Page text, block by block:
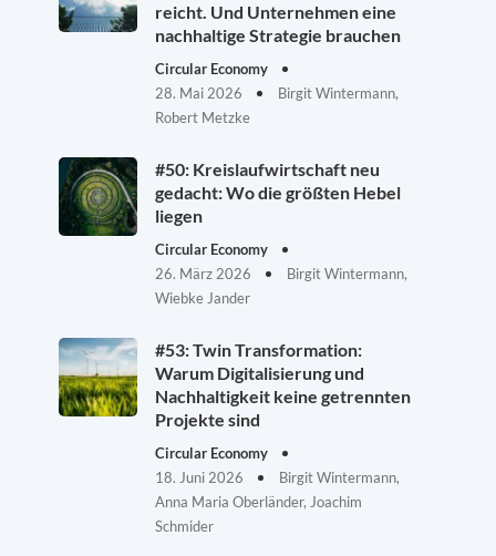
reicht. Und Unternehmen eine
nachhaltige Strategie brauchen
Circular Economy
28. Mai 2026
Birgit Wintermann,
Robert Metzke
#50: Kreislaufwirtschaft neu
gedacht: Wo die größten Hebel
liegen
Circular Economy
26. März 2026
Birgit Wintermann,
Wiebke Jander
#53: Twin Transformation:
Warum Digitalisierung und
Nachhaltigkeit keine getrennten
Projekte sind
Circular Economy
18. Juni 2026
Birgit Wintermann,
Anna Maria Oberländer, Joachim
Schmider